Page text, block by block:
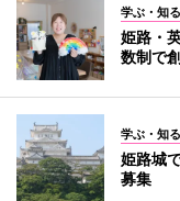
学ぶ・知る
姫路・
数制で
学ぶ・知る
姫路城
募集